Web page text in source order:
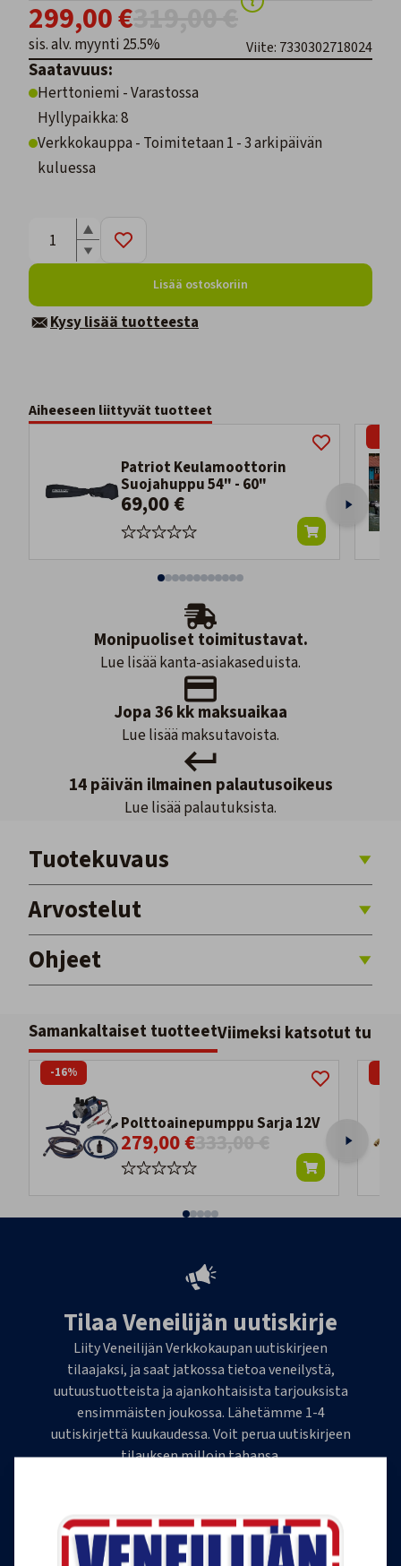
299,00 €
sis. alv. myynti 25.5% Viite: 7330302718024
Saatavuus:
Herttoniemi - Varastossa
Hyllypaikka: 8
Verkkokauppa - Toimitetaan 1 - 3 arkipäivän
kuluessa
Lisää ostoskoriin
Kysy lisää tuotteesta
Aiheeseen liittyvät tuotteet
Patriot Keulamoottorin
Suojahuppu 54" - 60"
69,00 €
Monipuoliset toimitustavat.
Lue lisää kanta-asiakaseduista.
Jopa 36 kk maksuaikaa
Lue lisää maksutavoista.
14 päivän ilmainen palautusoikeus
Lue lisää palautuksista.
Tuotekuvaus
Arvostelut
Ohjeet
Samankaltaiset tuotteetViimeksi katsotut
Polttoainepumppu Sarja 12V
279,00 €333,00 €
-16%
Tilaa Veneilijän uutiskirje
Liity Veneilijän Verkkokaupan uutiskirjeen
tilaajaksi, ja saat jatkossa tietoa veneilystä,
uutuustuotteista ja ajankohtaisista tarjouksista
ensimmäisten joukossa. Lähetämme 1-4
uutiskirjettä kuukaudessa. Voit perua uutiskirjeen
tilauksen milloin tahansa.
Tilaa uutiskirje